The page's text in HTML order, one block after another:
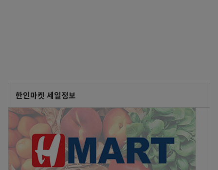
한인마켓 세일정보